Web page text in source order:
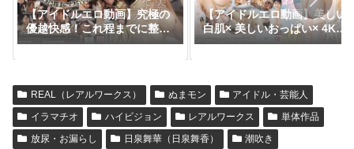
【アイドルエロ動画】究極の
優越快感！これ程までに整っ
た顔面のお口をオナホ扱い肉
【アイドルエロ動画】美しい
白肌× 美しいおっぱい× 4K機
材撮影 業界最高峰の 純白美
REAL（レアルワークス） ぬまモン
アイドル・芸能人
イラマチオ
ハイビジョン レアルワークス
単体作品
放尿・お漏らし
日泉舞華（日泉舞香） 潮吹き